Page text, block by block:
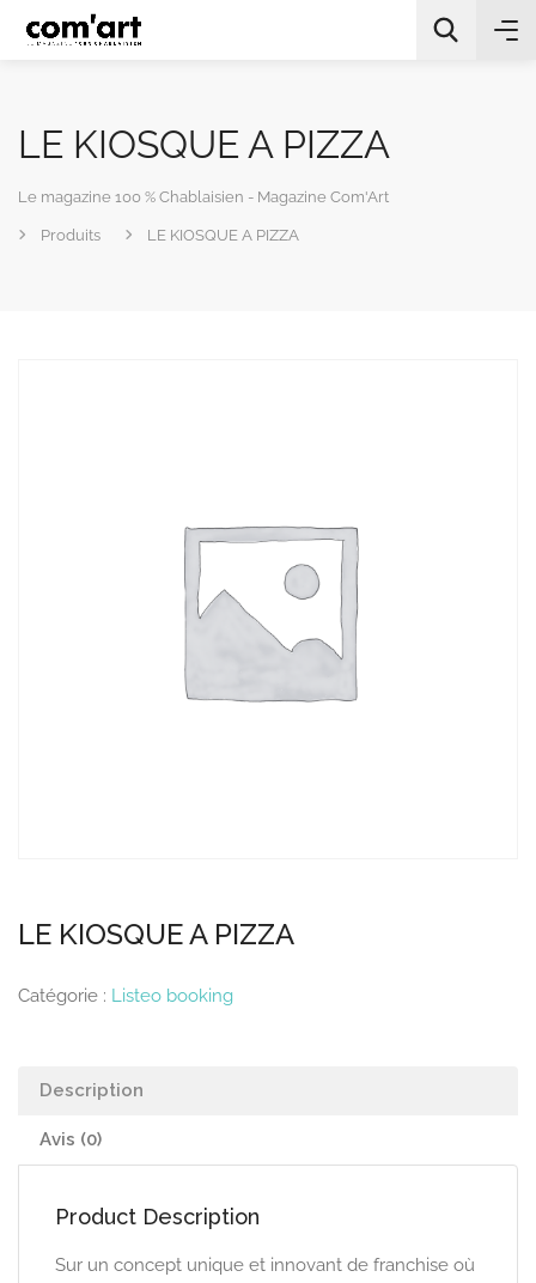
LE KIOSQUE A PIZZA
Le magazine 100 % Chablaisien - Magazine Com'Art
Produits LE KIOSQUE A PIZZA
LE KIOSQUE A PIZZA
Catégorie : Listeo booking
Description
Avis (0)
Product Description
Sur un concept unique et innovant de franchise où